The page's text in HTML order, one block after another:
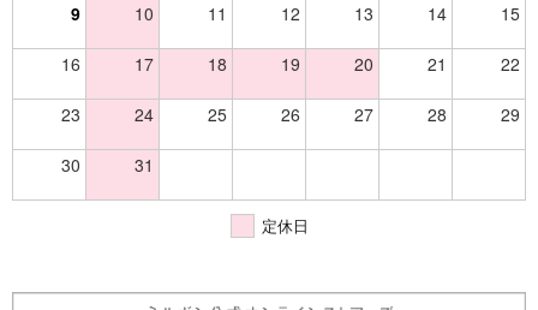
9 10 11 12 13 14 15
16 17 18 19 20 21 22
23 24 25 26 27 28 29
30 31
定休日